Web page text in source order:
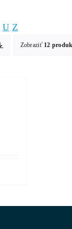
U Z
Zobraziť 12